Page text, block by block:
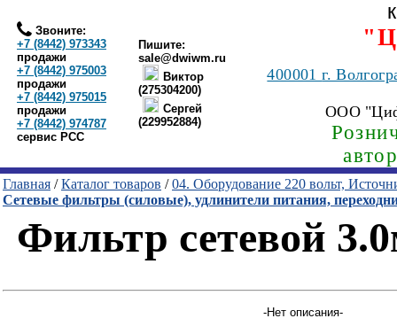
Звоните:
+7 (8442) 973343
продажи
+7 (8442) 975003
продажи
+7 (8442) 975015
продажи
+7 (8442) 974787
сервис РСС
Пишите:
sale@dwiwm.ru
Виктор
(275304200)
Сергей
(229952884)
400001г.
ООО
Главная /Каталог товаров /04. Оборудование 220 вольт,
Сетевые фильтры (силовые), удлинители питания,
Фильтр сетевой
-Нет описания-